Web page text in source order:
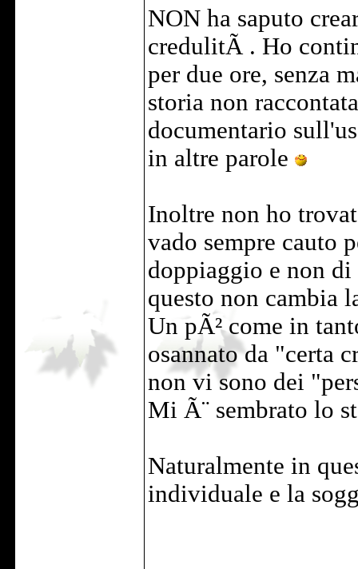
NON ha saputo
credulitÃ . Ho
per due ore, senza
storia non
documentario
in altre parole
Inoltre non ho
vado sempre cauto
doppiaggio e non
questo non cambia
Un pÃ² come in
osannato da "certa
non vi sono dei
Mi Ã¨ sembrato lo
Naturalmente in
individuale e la